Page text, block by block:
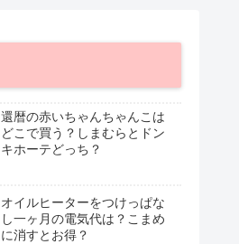
還暦の赤いちゃんちゃんこは
どこで買う？しまむらとドン
キホーテどっち？
オイルヒーターをつけっぱな
し一ヶ月の電気代は？こまめ
に消すとお得？